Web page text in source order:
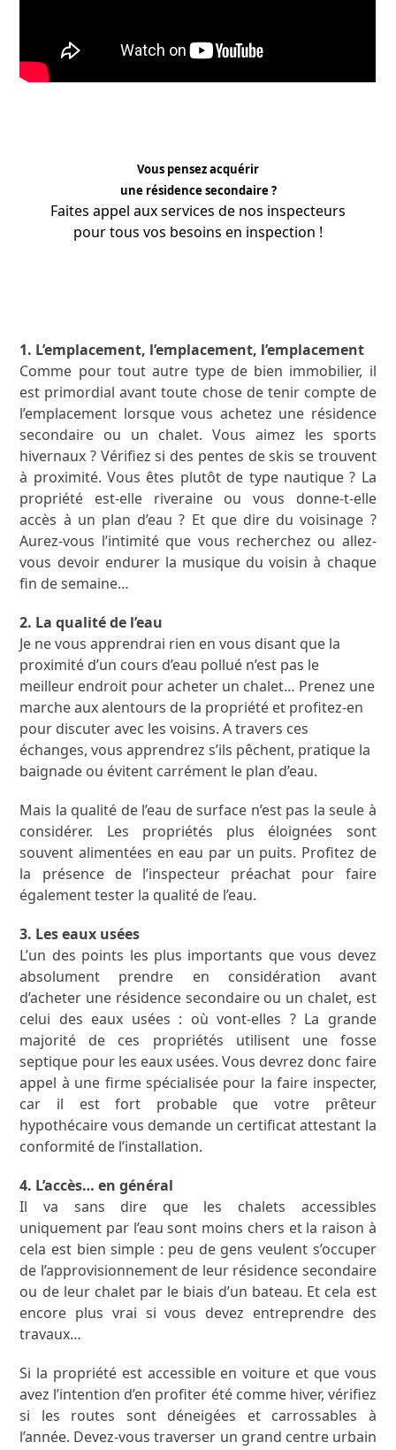
Vous pensez acquérir
une résidence secondaire ?
Faites appel aux services de nos inspecteurs
pour tous vos besoins en inspection !
1. L’emplacement, l’emplacement, l’emplacement
Comme pour tout autre type de bien immobilier, il
est primordial avant toute chose de tenir compte de
l’emplacement lorsque vous achetez une résidence
secondaire ou un chalet. Vous aimez les sports
hivernaux ? Vérifiez si des pentes de skis se trouvent
à proximité. Vous êtes plutôt de type nautique ? La
propriété est-elle riveraine ou vous donne-t-elle
accès à un plan d’eau ? Et que dire du voisinage ?
Aurez-vous l’intimité que vous recherchez ou allez-
vous devoir endurer la musique du voisin à chaque
fin de semaine…
2. La qualité de l’eau
Je ne vous apprendrai rien en vous disant que la
proximité d’un cours d’eau pollué n’est pas le
meilleur endroit pour acheter un chalet… Prenez une
marche aux alentours de la propriété et profitez-en
pour discuter avec les voisins. A travers ces
échanges, vous apprendrez s’ils pêchent, pratique la
baignade ou évitent carrément le plan d’eau.
Mais la qualité de l’eau de surface n’est pas la seule à
considérer. Les propriétés plus éloignées sont
souvent alimentées en eau par un puits. Profitez de
la présence de l’inspecteur préachat pour faire
également tester la qualité de l’eau.
3. Les eaux usées
L’un des points les plus importants que vous devez
absolument prendre en considération avant
d’acheter une résidence secondaire ou un chalet, est
celui des eaux usées : où vont-elles ? La grande
majorité de ces propriétés utilisent une fosse
septique pour les eaux usées. Vous devrez donc faire
appel à une firme spécialisée pour la faire inspecter,
car il est fort probable que votre prêteur
hypothécaire vous demande un certificat attestant la
conformité de l’installation.
4. L’accès… en général
Il va sans dire que les chalets accessibles
uniquement par l’eau sont moins chers et la raison à
cela est bien simple : peu de gens veulent s’occuper
de l’approvisionnement de leur résidence secondaire
ou de leur chalet par le biais d’un bateau. Et cela est
encore plus vrai si vous devez entreprendre des
travaux…
Si la propriété est accessible en voiture et que vous
avez l’intention d’en profiter été comme hiver, vérifiez
si les routes sont déneigées et carrossables à
l’année. Devez-vous traverser un grand centre urbain